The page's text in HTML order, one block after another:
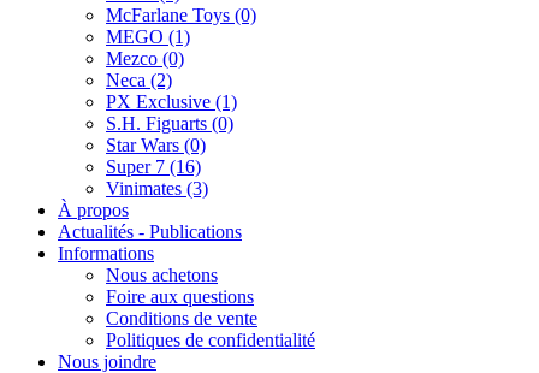
McFarlane Toys (0)
MEGO (1)
Mezco (0)
Neca (2)
PX Exclusive (1)
S.H. Figuarts (0)
Star Wars (0)
Super 7 (16)
Vinimates (3)
À propos
Actualités - Publications
Informations
Nous achetons
Foire aux questions
Conditions de vente
Politiques de confidentialité
Nous joindre